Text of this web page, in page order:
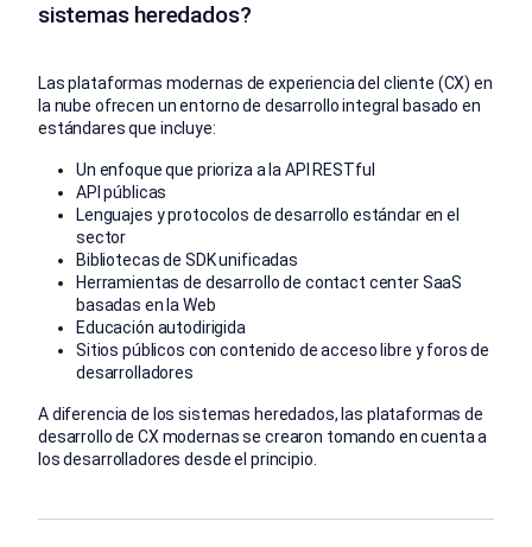
sistemas heredados?
Las plataformas modernas de experiencia del cliente (CX) en
la nube ofrecen un entorno de desarrollo integral basado en
estándares que incluye:
Un enfoque que prioriza a la API RESTful
API públicas
Lenguajes y protocolos de desarrollo estándar en el
sector
Bibliotecas de SDK unificadas
Herramientas de desarrollo de contact center SaaS
basadas en la Web
Educación autodirigida
Sitios públicos con contenido de acceso libre y foros de
desarrolladores
A diferencia de los sistemas heredados, las plataformas de
desarrollo de CX modernas se crearon tomando en cuenta a
los desarrolladores desde el principio.